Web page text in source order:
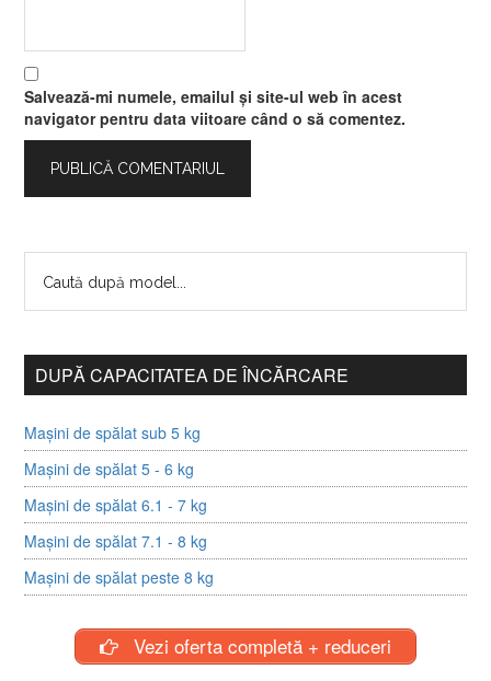
Salvează-mi numele, emailul și site-ul web în acest
navigator pentru data viitoare când o să comentez.
DUPĂ CAPACITATEA DE ÎNCĂRCARE
Mașini de spălat sub 5 kg
Mașini de spălat 5 - 6 kg
Mașini de spălat 6.1 - 7 kg
Mașini de spălat 7.1 - 8 kg
Mașini de spălat peste 8 kg
Vezi oferta completă + reduceri